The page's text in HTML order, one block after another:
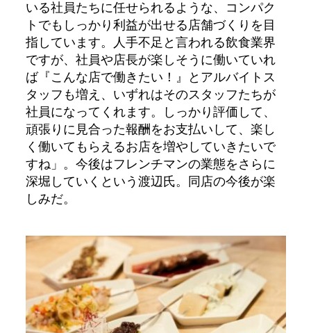
いる社員たちに任せられるような、コンパク
トでもしっかり利益が出せる店舗づくりを目
指しています。人手不足と言われる飲食業界
ですが、社員や店長が楽しそうに働いていれ
ば『こんな店で働きたい！』とアルバイトス
タッフも増え、いずれはそのスタッフたちが
社員になってくれます。しっかり評価して、
頑張りに見合った報酬をお支払いして、楽し
く働いてもらえるお店を増やしていきたいで
すね」。今後はフレンチマンの業態をさらに
深堀していくという渡辺氏。同店の今後が楽
しみだ。